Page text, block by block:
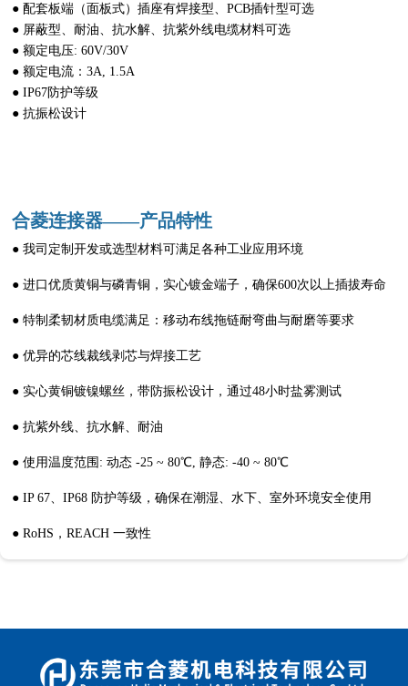
● 配套板端（面板式）插座有焊接型、PCB插针型可选
● 屏蔽型、耐油、抗水解、抗紫外线电缆材料可选
● 额定电压: 60V/30V
● 额定电流：3A, 1.5A
● IP67防护等级
● 抗振松设计
合菱连接器——产品特性
● 我司定制开发或选型材料可满足各种工业应用环境
● 进口优质黄铜与磷青铜，实心镀金端子，确保600次以上插拔寿命
● 特制柔韧材质电缆满足：移动布线拖链耐弯曲与耐磨等要求
● 优异的芯线裁线剥芯与焊接工艺
● 实心黄铜镀镍螺丝，带防振松设计，通过48小时盐雾测试
● 抗紫外线、抗水解、耐油
● 使用温度范围: 动态 -25 ~ 80℃, 静态: -40 ~ 80℃
● IP 67、IP68 防护等级，确保在潮湿、水下、室外环境安全使用
● RoHS，REACH 一致性